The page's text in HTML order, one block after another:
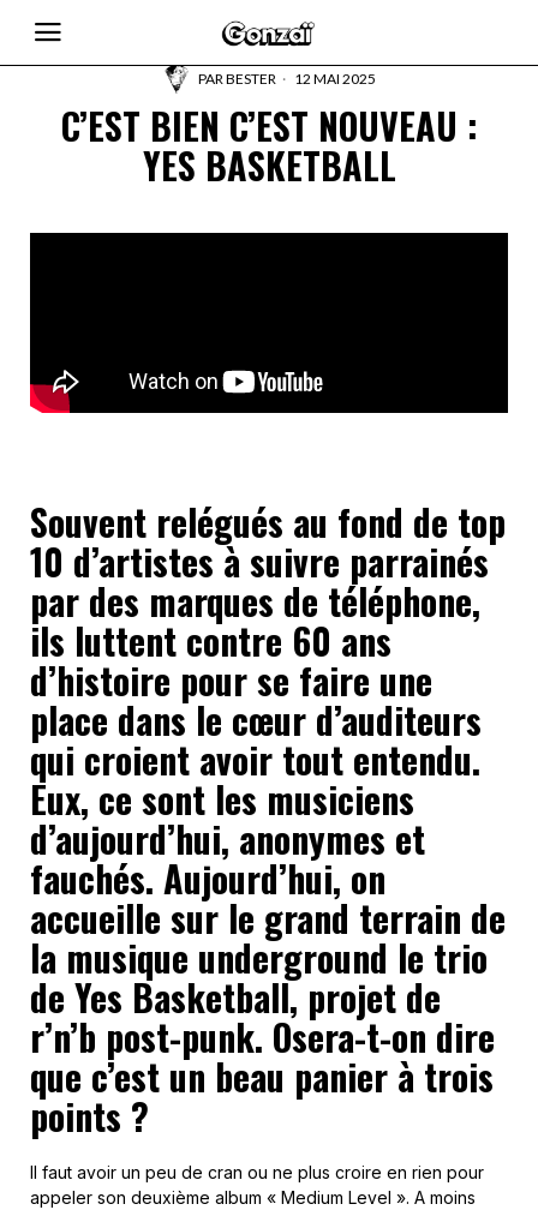
PARBESTER 12 MAI 2025
C’EST BIEN C’EST NOUVEAU :
YES BASKETBALL
Souvent relégués au fond de top
10 d’artistes à suivre parrainés
par des marques de téléphone,
ils luttent contre 60 ans
d’histoire pour se faire une
place dans le cœur d’auditeurs
qui croient avoir tout entendu.
Eux, ce sont les musiciens
d’aujourd’hui, anonymes et
fauchés. Aujourd’hui, on
accueille sur le grand terrain de
la musique underground le trio
de Yes Basketball, projet de
r’n’b post-punk. Osera-t-on dire
que c’est un beau panier à trois
points ?
Il faut avoir un peu de cran ou ne plus croire en rien pour
appeler son deuxième album « Medium Level ». A moins